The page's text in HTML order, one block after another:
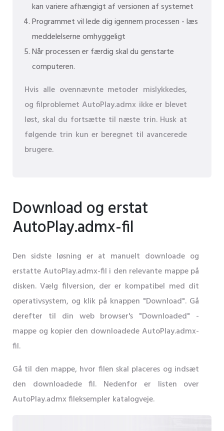
kan variere afhængigt af versionen af ​​systemet
Programmet vil lede dig igennem processen - læs
meddelelserne omhyggeligt
Når processen er færdig skal du genstarte
computeren.
Hvis alle ovennævnte metoder mislykkedes,
og filproblemet AutoPlay.admx ikke er blevet
løst, skal du fortsætte til næste trin. Husk at
følgende trin kun er beregnet til avancerede
brugere.
Download og erstat
AutoPlay.admx-fil
Den sidste løsning er at manuelt downloade og
erstatte AutoPlay.admx-fil i den relevante mappe på
disken. Vælg filversion, der er kompatibel med dit
operativsystem, og klik på knappen "Download". Gå
derefter til din web browser's "Downloaded" -
mappe og kopier den downloadede AutoPlay.admx-
fil.
Gå til den mappe, hvor filen skal placeres og indsæt
den downloadede fil. Nedenfor er listen over
AutoPlay.admx fileksempler katalogveje.